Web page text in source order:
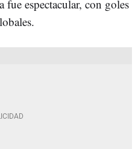
fue espectacular, con goles